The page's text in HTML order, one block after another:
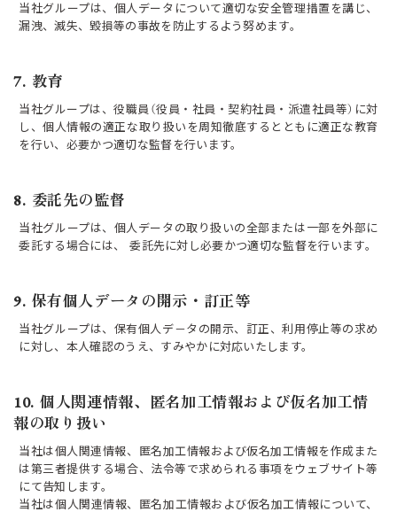
当社グループは、個人データについて適切な安全管理措置を講じ、
漏洩、滅失、毀損等の事故を防止するよう努めます。
7. 教育
当社グループは、役職員（役員・社員・契約社員・派遣社員等）に対
し、個人情報の適正な取り扱いを周知徹底するとともに適正な教育
を行い、必要かつ適切な監督を行います。
8. 委託先の監督
当社グループは、個人データの取り扱いの全部または一部を外部に
委託する場合には、 委託先に対し必要かつ適切な監督を行います。
9. 保有個人データの開示・訂正等
当社グループは、保有個人デ－タの開示、訂正、利用停止等の求め
に対し、本人確認のうえ、すみやかに対応いたします。
10. 個人関連情報、匿名加工情報および仮名加工情
報の取り扱い
当社は個人関連情報、匿名加工情報および仮名加工情報を作成また
は第三者提供する場合、法令等で求められる事項をウェブサイト等
にて告知します。
当社は個人関連情報、匿名加工情報および仮名加工情報について、